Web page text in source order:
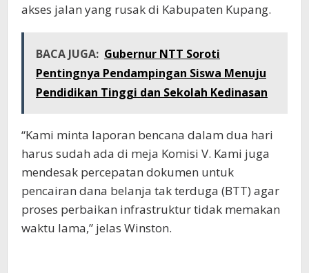
akses jalan yang rusak di Kabupaten Kupang.
BACA JUGA: Gubernur NTT Soroti
Pentingnya Pendampingan Siswa Menuju
Pendidikan Tinggi dan Sekolah Kedinasan
“Kami minta laporan bencana dalam dua hari
harus sudah ada di meja Komisi V. Kami juga
mendesak percepatan dokumen untuk
pencairan dana belanja tak terduga (BTT) agar
proses perbaikan infrastruktur tidak memakan
waktu lama,” jelas Winston.